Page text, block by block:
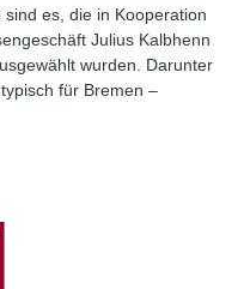
es, die in Kooperation
Julius Kalbhenn
wurden. Darunter
für Bremen –